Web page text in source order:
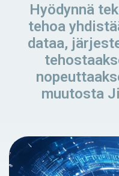
Hyödynnä
tehoa
dataa,
muutosta